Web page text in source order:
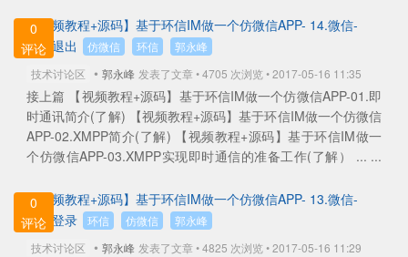
0
评论
【视频教程+源码】基于环信IM做一个仿微信APP- 14.微信-
主动退出
仿微信 环信
郭永峰
技术讨论区
• 郭永峰 发表了文章 • 4705 次浏览 • 2017-05-16 11:35
接上篇 【视频教程+源码】基于环信IM做一个仿微信APP-01.即
时通讯简介(了解) 【视频教程+源码】基于环信IM做一个仿微信
APP-02.XMPP简介(了解) 【视频教程+源码】基于环信IM做一
个仿微信APP-03.XMPP实现即时通信的准备工作(了解） ... ...
0
评论
【视频教程+源码】基于环信IM做一个仿微信APP- 13.微信-
自动登录
环信 仿微信
郭永峰
技术讨论区
• 郭永峰 发表了文章 • 4825 次浏览 • 2017-05-16 11:29